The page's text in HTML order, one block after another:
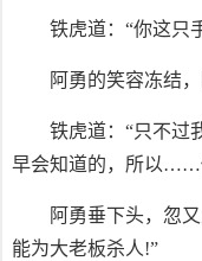
铁虎道：“你这只
阿勇的笑容冻结，
铁虎道：“只不过
早会知道的，所以……
阿勇垂下头，忽
能为大老板杀人!”